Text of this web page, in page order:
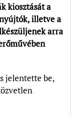
kiosztását a
illetve a
arra
jelentette be,